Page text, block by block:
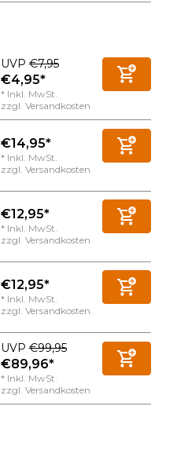
UVP €7,95
€4,95*
* Inkl. MwSt.
zzgl. Versandkosten
€14,95*
* Inkl. MwSt.
zzgl. Versandkosten
€12,95*
* Inkl. MwSt.
zzgl. Versandkosten
€12,95*
* Inkl. MwSt.
zzgl. Versandkosten
UVP €99,95
€89,96*
* Inkl. MwSt.
zzgl. Versandkosten